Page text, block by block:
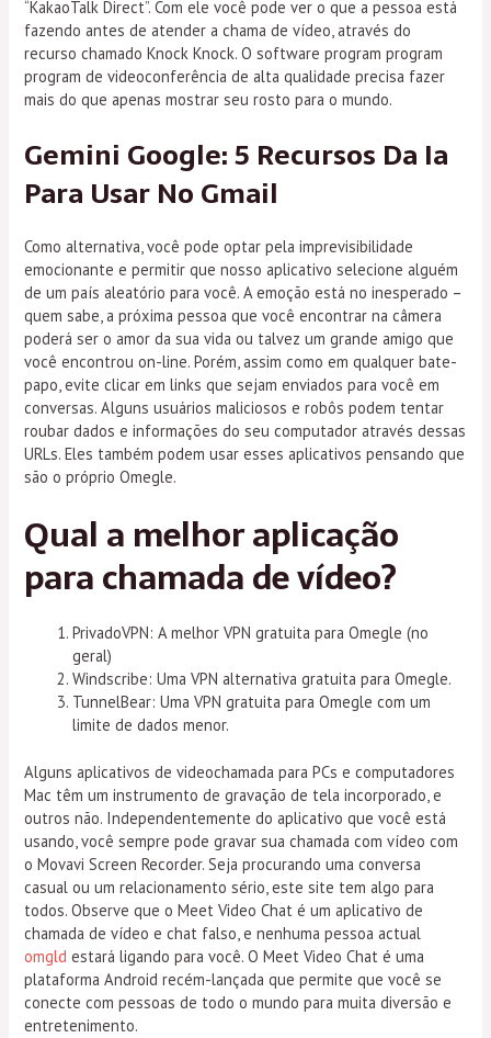
“KakaoTalk Direct”. Com ele você pode ver o que a pessoa está
fazendo antes de atender a chama de vídeo, através do
recurso chamado Knock Knock. O software program program
program de videoconferência de alta qualidade precisa fazer
mais do que apenas mostrar seu rosto para o mundo.
Gemini Google: 5 Recursos Da Ia
Para Usar No Gmail
Como alternativa, você pode optar pela imprevisibilidade
emocionante e permitir que nosso aplicativo selecione alguém
de um país aleatório para você. A emoção está no inesperado –
quem sabe, a próxima pessoa que você encontrar na câmera
poderá ser o amor da sua vida ou talvez um grande amigo que
você encontrou on-line. Porém, assim como em qualquer bate-
papo, evite clicar em links que sejam enviados para você em
conversas. Alguns usuários maliciosos e robôs podem tentar
roubar dados e informações do seu computador através dessas
URLs. Eles também podem usar esses aplicativos pensando que
são o próprio Omegle.
Qual a melhor aplicação
para chamada de vídeo?
PrivadoVPN: A melhor VPN gratuita para Omegle (no
geral)
Windscribe: Uma VPN alternativa gratuita para Omegle.
TunnelBear: Uma VPN gratuita para Omegle com um
limite de dados menor.
Alguns aplicativos de videochamada para PCs e computadores
Mac têm um instrumento de gravação de tela incorporado, e
outros não. Independentemente do aplicativo que você está
usando, você sempre pode gravar sua chamada com vídeo com
o Movavi Screen Recorder. Seja procurando uma conversa
casual ou um relacionamento sério, este site tem algo para
todos. Observe que o Meet Video Chat é um aplicativo de
chamada de vídeo e chat falso, e nenhuma pessoa actual
omgld estará ligando para você. O Meet Video Chat é uma
plataforma Android recém-lançada que permite que você se
conecte com pessoas de todo o mundo para muita diversão e
entretenimento.